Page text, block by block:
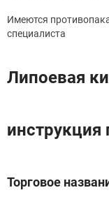
Имеются
специалиста
Липоевая
Торговое